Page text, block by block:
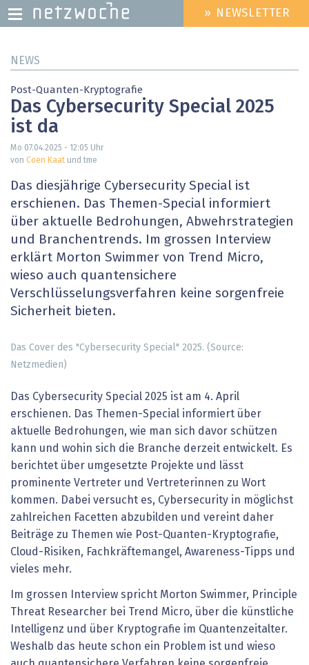
zum
HEADER
MENU
» NEWSLETTER
NEWS
Post-Quanten-Kryptografie
Das Cybersecurity Special 2025
ist da
Mo 07.04.2025 - 12:05 Uhr
von Coen Kaat und tme
Das diesjährige Cybersecurity Special ist
erschienen. Das Themen-Special informiert
über aktuelle Bedrohungen, Abwehrstrategien
und Branchentrends. Im grossen Interview
erklärt Morton Swimmer von Trend Micro,
wieso auch quantensichere
Verschlüsselungsverfahren keine sorgenfreie
Sicherheit bieten.
Das Cover des "Cybersecurity Special" 2025. (Source:
Netzmedien)
Das Cybersecurity Special 2025 ist am 4. April
erschienen. Das Themen-Special informiert über
aktuelle Bedrohungen, wie man sich davor schützen
kann und wohin sich die Branche derzeit entwickelt. Es
berichtet über umgesetzte Projekte und lässt
prominente Vertreter und Vertreterinnen zu Wort
kommen. Dabei versucht es, Cybersecurity in möglichst
zahlreichen Facetten abzubilden und vereint daher
Beiträge zu Themen wie Post-Quanten-Kryptografie,
Cloud-Risiken, Fachkräftemangel, Awareness-Tipps und
vieles mehr.
Im grossen Interview spricht Morton Swimmer, Principle
Threat Researcher bei Trend Micro, über die künstliche
Intelligenz und über Kryptografie im Quantenzeitalter.
Weshalb das heute schon ein Problem ist und wieso